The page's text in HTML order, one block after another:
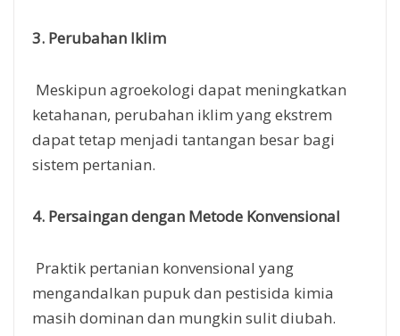
3. Perubahan Iklim
Meskipun agroekologi dapat meningkatkan
ketahanan, perubahan iklim yang ekstrem
dapat tetap menjadi tantangan besar bagi
sistem pertanian.
4. Persaingan dengan Metode Konvensional
Praktik pertanian konvensional yang
mengandalkan pupuk dan pestisida kimia
masih dominan dan mungkin sulit diubah.